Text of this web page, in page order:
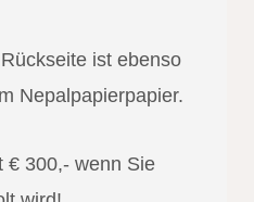
ist ebenso
Nepalpapierpapier.
€ 300,- wenn Sie